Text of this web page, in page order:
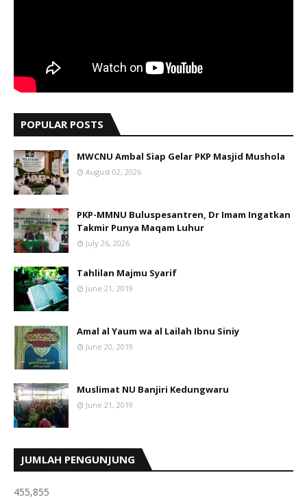
POPULAR POSTS
MWCNU Ambal Siap Gelar PKP Masjid Mushola
August 02, 2026
PKP-MMNU Buluspesantren, Dr Imam Ingatkan
Takmir Punya Maqam Luhur
July 26, 2026
Tahlilan Majmu Syarif
June 21, 2019
Amal al Yaum wa al Lailah Ibnu Siniy
June 20, 2019
Muslimat NU Banjiri Kedungwaru
June 21, 2019
JUMLAH PENGUNJUNG
455,855